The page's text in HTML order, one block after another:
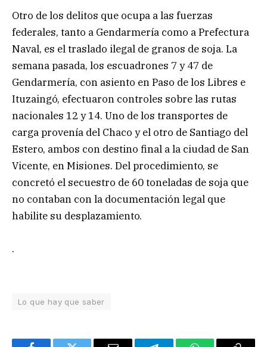
Otro de los delitos que ocupa a las fuerzas
federales, tanto a Gendarmería como a Prefectura
Naval, es el traslado ilegal de granos de soja. La
semana pasada, los escuadrones 7 y 47 de
Gendarmería, con asiento en Paso de los Libres e
Ituzaingó, efectuaron controles sobre las rutas
nacionales 12 y 14. Uno de los transportes de
carga provenía del Chaco y el otro de Santiago del
Estero, ambos con destino final a la ciudad de San
Vicente, en Misiones. Del procedimiento, se
concretó el secuestro de 60 toneladas de soja que
no contaban con la documentación legal que
habilite su desplazamiento.
.
Lo que hay que saber